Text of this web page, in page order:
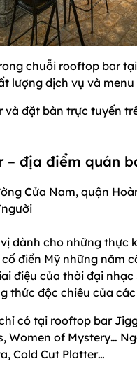
chuỗi rooftop bar
lượng dịch vụ và
đặt bàn trực tuyến
địa điểm quán
Cửa Nam, quận
dành cho những thực
điển Mỹ những năm
điệu của thời đại
thức độc chiêu của
có tại rooftop bar
Women of Mystery…
Cold Cut Platter…